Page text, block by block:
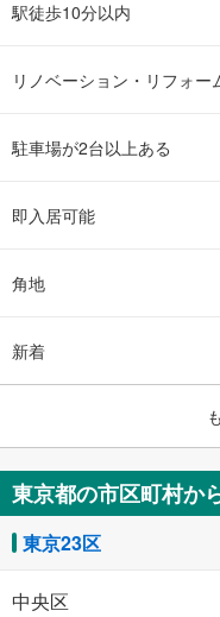
駅徒歩10分以内
リノベーション・リフォー
駐車場が2台以上ある
即入居可能
角地
新着
東京都の市区町村か
東京23区
中央区